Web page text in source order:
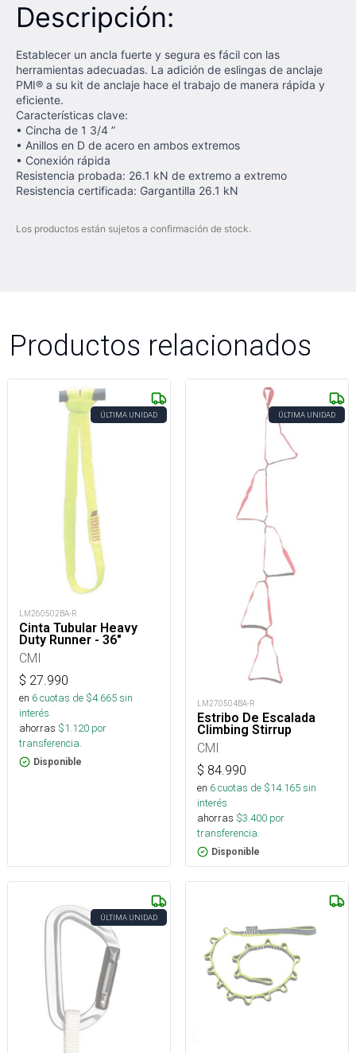
Descripción:
Establecer un ancla fuerte y segura es fácil con las
herramientas adecuadas. La adición de eslingas de anclaje
PMI® a su kit de anclaje hace el trabajo de manera rápida y
eficiente.
Características clave:
• Cincha de 1 3/4 ”
• Anillos en D de acero en ambos extremos
• Conexión rápida
Resistencia probada: 26.1 kN de extremo a extremo
Resistencia certificada: Gargantilla 26.1 kN
Los productos están sujetos a confirmación de stock.
Productos relacionados
ÚLTIMA UNIDAD
LM260502BA-R
Cinta Tubular Heavy
Duty Runner - 36"
CMI
$ 27.990
en 6cuotas de $4.665sin
interés
ahorras $1.120 por
transferencia.
Disponible
ÚLTIMA UNIDAD
LM270504BA-R
Estribo De Escalada
Climbing Stirrup
CMI
$ 84.990
en 6cuotas de $14.165sin
interés
ahorras $3.400 por
transferencia.
Disponible
ÚLTIMA UNIDAD